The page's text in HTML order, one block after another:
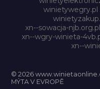
winietywegry.pl
xn--sowacja-njb.org.pl
xn--wgry-winieta-
xn--
© 2026
MÝTA V EVROPĚ